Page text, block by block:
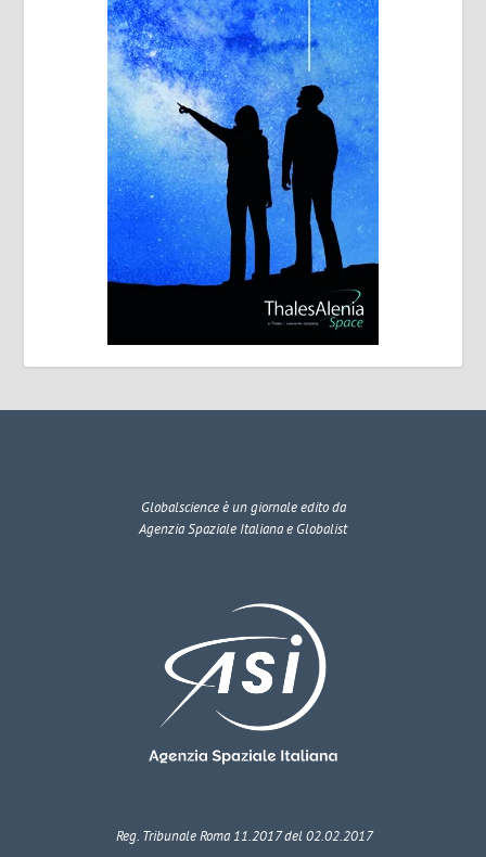
Globalscienceè un giornale edito da
Agenzia Spaziale Italiana e Globalist
Reg. Tribunale Roma 11.2017 del 02.02.2017